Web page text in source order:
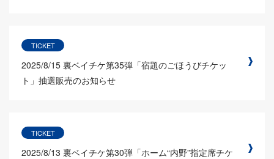
TICKET
2025/8/15 裏ベイチケ第35弾「宿題のごほうびチケッ
ト」抽選販売のお知らせ
TICKET
2025/8/13 裏ベイチケ第30弾「ホーム“内野”指定席チケ